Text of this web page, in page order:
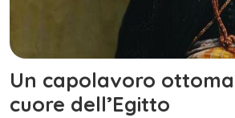
Un capolavoro
cuore dell’Egitto